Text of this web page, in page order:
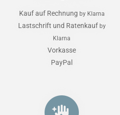
Kauf auf Rechnung by Klarna
Lastschrift und Ratenkauf by
Klarna
Vorkasse
PayPal